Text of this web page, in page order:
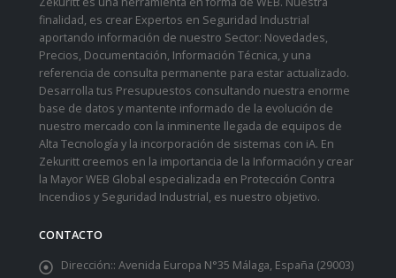
finalidad, es crear Expertos en Seguridad Industrial
aportando información de nuestro Sector: Novedades,
Precios, Documentación, Información Técnica, y una
referencia de consulta permanente para estar actualizado.
Desarrolla tus Presupuestos consultando nuestra enorme
base de datos y mantente informado de la evolución de
nuestro mercado con la inminente llegada de equipos de
Alta Tecnología y la incorporación de sistemas con iA. En
Zekuritt creemos en la importancia de la Información y crear
la Mayor WEB Global especializada en Protección Contra
Incendios y Seguridad Industrial, es nuestro objetivo.
CONTACTO
Dirección:: Avenida Europa N°35 Málaga, España (29003)